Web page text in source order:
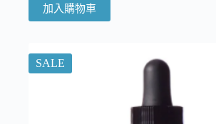
加入購物車
SALE